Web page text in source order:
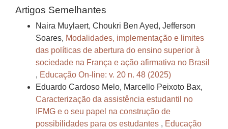
Artigos Semelhantes
Naira Muylaert, Choukri Ben Ayed, Jefferson
Soares, Modalidades, implementação e limites
das políticas de abertura do ensino superior à
sociedade na França e ação afirmativa no Brasil
, Educação On-line: v. 20 n. 48 (2025)
Eduardo Cardoso Melo, Marcello Peixoto Bax,
Caracterização da assistência estudantil no
IFMG e o seu papel na construção de
possibilidades para os estudantes , Educação